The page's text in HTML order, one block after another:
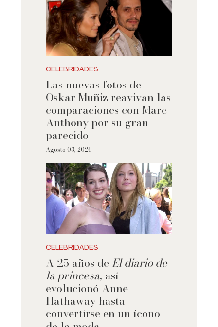
CELEBRIDADES
Las nuevas fotos de
Oskar Muñiz reavivan las
comparaciones con Marc
Anthony por su gran
parecido
Agosto 03, 2026
CELEBRIDADES
A 25 años de El diario de
la princesa, así
evolucionó Anne
Hathaway hasta
convertirse en un ícono